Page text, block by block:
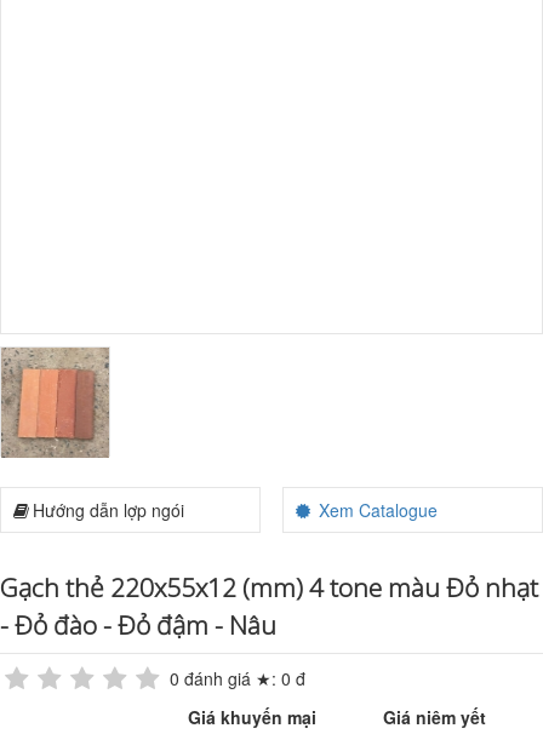
Hướng dẫn lợp ngói Xem Catalogue
Gạch thẻ 220x55x12 (mm) 4 tone màu Đỏ nhạt
- Đỏ đào - Đỏ đậm - Nâu
0 đánh giá ★: 0 đ
Giá khuyến mại
Giá niêm yết